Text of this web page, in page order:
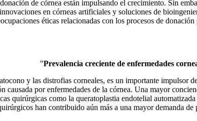
de córnea están impulsando el crecimiento. Sin
en córneas artificiales y soluciones de
éticas relacionadas con los procesos de
"Prevalencia creciente de enfermedades
y las distrofias corneales, es un importante impulsor
por enfermedades de la córnea. Una mayor
quirúrgicas como la queratoplastia endotelial
han contribuido aún más a una mayor demanda